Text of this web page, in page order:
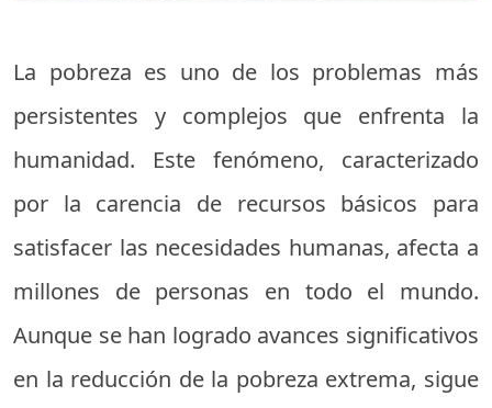
La pobreza es uno de los problemas más
persistentes y complejos que enfrenta la
humanidad. Este fenómeno, caracterizado
por la carencia de recursos básicos para
satisfacer las necesidades humanas, afecta a
millones de personas en todo el mundo.
Aunque se han logrado avances significativos
en la reducción de la pobreza extrema, sigue